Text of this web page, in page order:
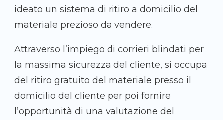
ideato un sistema di ritiro a domicilio del
materiale prezioso da vendere.
Attraverso l’impiego di corrieri blindati per
la massima sicurezza del cliente, si occupa
del ritiro gratuito del materiale presso il
domicilio del cliente per poi fornire
l’opportunità di una valutazione del